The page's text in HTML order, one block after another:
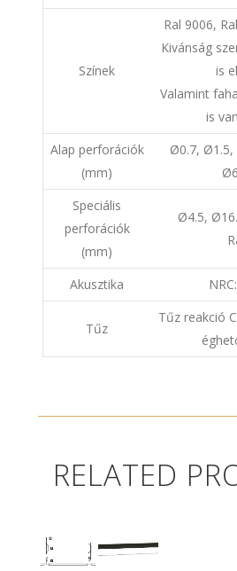
Színek
Ral 9006,
Kivánság
is
Valamint
is
Alap perforációk
(mm)
Ø0.7,
Speciális
perforációk
(mm)
Ø4.5,
Akusztika
Tűz
Tűz reakció
RELATED